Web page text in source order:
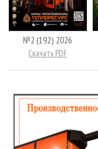
№2 (192) 2026
Скачать PDF